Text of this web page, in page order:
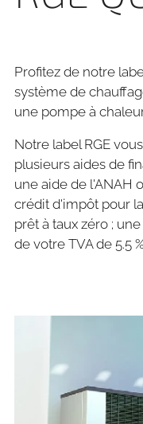
Profitez de notre
système de
une pompe à
Notre label RGE
plusieurs aides de
une aide de l'ANAH
crédit d'impôt pour
prêt à taux zéro ;
de votre TVA de 5.5